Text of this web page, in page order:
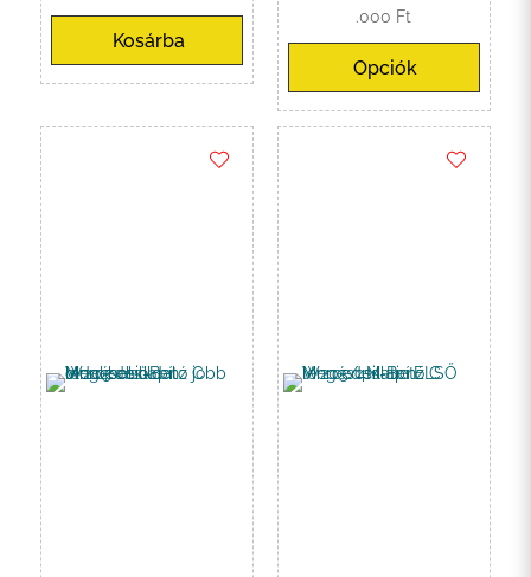
Kosárba
.000 Ft Ártartomány:
265
.000 Ft
-
530
.000 Ft
Opciók